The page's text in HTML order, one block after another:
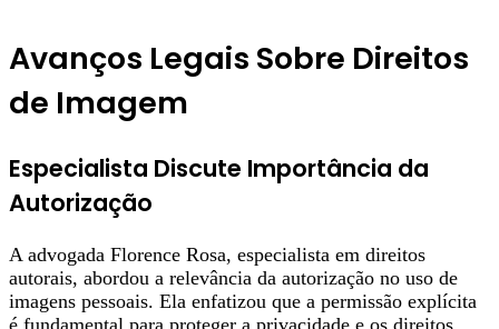
Avanços Legais Sobre Direitos
de Imagem
Especialista Discute Importância da
Autorização
A advogada Florence Rosa, especialista em direitos
autorais, abordou a relevância da autorização no uso de
imagens pessoais. Ela enfatizou que a permissão explícita
é fundamental para proteger a privacidade e os direitos